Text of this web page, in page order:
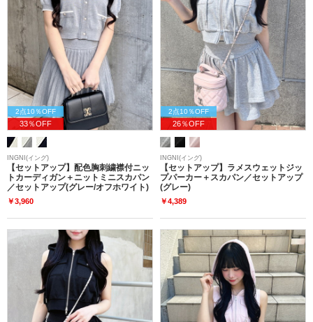
2点10％OFF
33％OFF
INGNI(イング)
【セットアップ】配色胸刺繍襟付ニッ
トカーディガン＋ニットミニスカパン
／セットアップ(グレー/オフホワイト)
￥3,960
2点10％OFF
26％OFF
INGNI(イング)
【セットアップ】ラメスウェットジッ
プパーカー＋スカパン／セットアップ
(グレー)
￥4,389